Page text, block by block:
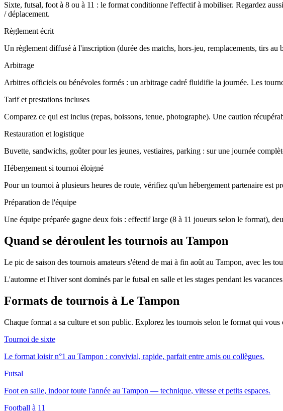
Sixte, futsal, foot à 8 ou à 11 : le format conditionne l'effectif à mobiliser. Regardez
/ déplacement.
Règlement écrit
Un règlement diffusé à l'inscription (durée des matchs, hors-jeu, remplacements, tirs
Arbitrage
Arbitres officiels ou bénévoles formés : un arbitrage cadré fluidifie la journée. Les
Tarif et prestations incluses
Comparez ce qui est inclus (repas, boissons, tenue, photographe). Une caution
Restauration et logistique
Buvette, sandwichs, goûter pour les jeunes, vestiaires, parking : sur une journée
Hébergement si tournoi éloigné
Pour un tournoi à plusieurs heures de route, vérifiez qu'un hébergement partenaire
Préparation de l'équipe
Une équipe préparée gagne deux fois : effectif large (8 à 11 joueurs selon le format),
Quand se déroulent les tournois au Tampon
Le pic de saison des tournois amateurs s'étend de mai à fin août au Tampon, avec les
L'automne et l'hiver sont dominés par le futsal en salle et les stages pendant les
Formats de tournois à Le Tampon
Chaque format a sa culture et son public. Explorez les tournois selon le format qui vous
Tournoi de sixte
Le format loisir n°1 au Tampon : convivial, rapide, parfait entre amis ou collègues.
Futsal
Foot en salle, indoor toute l'année au Tampon — technique, vitesse et petits espaces.
Football à 11